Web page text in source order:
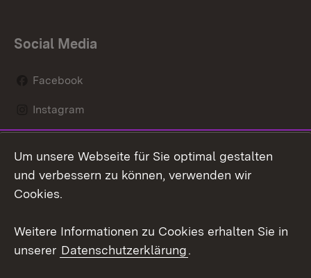
Social Media
Facebook
Instagram
Mastodon
Youtube
Kontakt
Datenschutz
Um unsere Webseite für Sie optimal gestalten
und verbessern zu können, verwenden wir
Cookies.
Weitere Informationen zu Cookies erhalten Sie in
unserer Datenschutzerklärung.